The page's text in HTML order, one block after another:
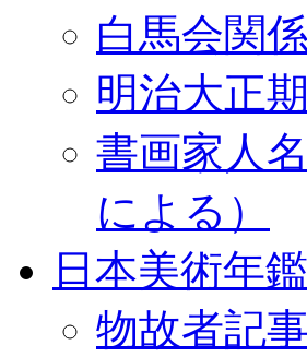
白馬会関
明治大正
書画家人
による）
日本美術年鑑
物故者記事